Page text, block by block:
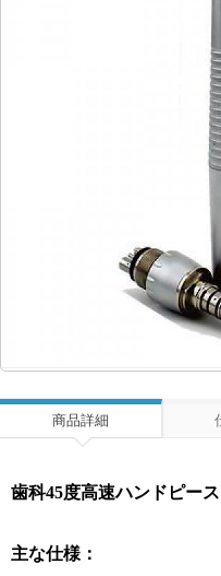
商品詳細
歯科45度高速ハンドピー
主な仕様：